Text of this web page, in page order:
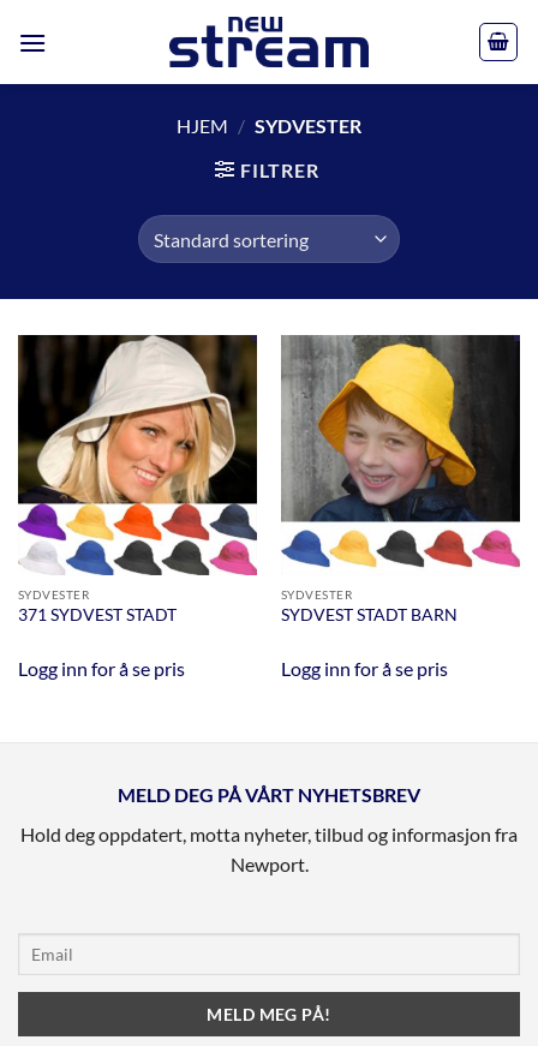
HJEM / SYDVESTER
FILTRER
SYDVESTER
371 SYDVEST STADT
Logg inn for å se pris
SYDVESTER
SYDVEST STADT BARN
Logg inn for å se pris
MELD DEG PÅ VÅRT NYHETSBREV
Hold deg oppdatert, motta nyheter, tilbud og informasjon fra
Newport.